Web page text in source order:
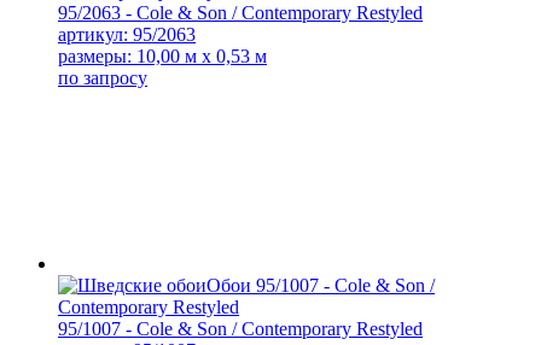
95/2063 - Cole & Son / Contemporary Restyled
артикул: 95/2063
размеры: 10,00 м x 0,53 м
по запросу
95/1007 - Cole & Son / Contemporary Restyled